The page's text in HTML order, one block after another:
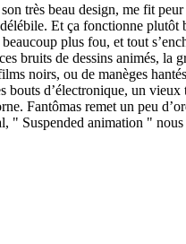
très beau design, me fit
Et ça fonctionne plutôt
plus fou, et tout
bruits de dessins animés, la
noirs, ou de manèges
d’électronique, un
Fantômas remet un peu
" Suspended animation "